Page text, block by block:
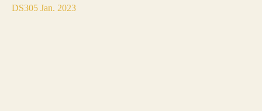
DS305 Jan. 2023